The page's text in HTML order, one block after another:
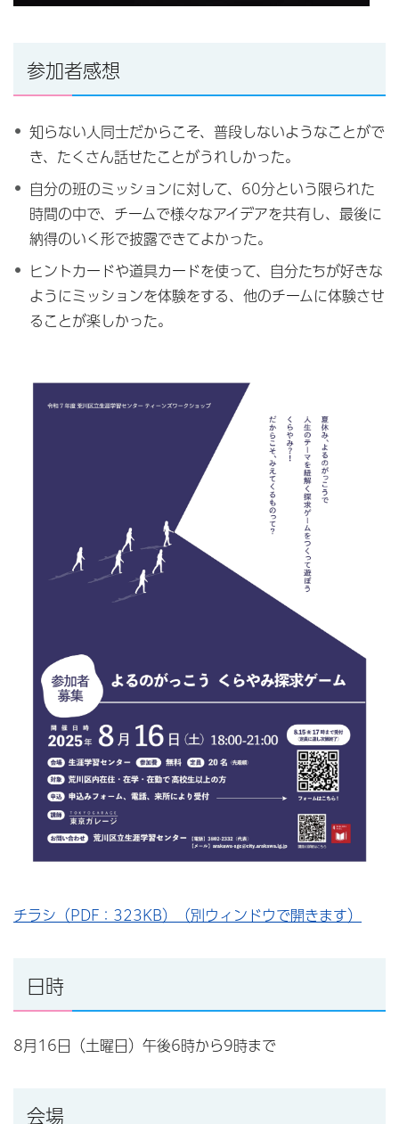
参加者感想
知らない人同士だからこそ、普段しないようなことがで
き、たくさん話せたことがうれしかった。
自分の班のミッションに対して、60分という限られた
時間の中で、チームで様々なアイデアを共有し、最後に
納得のいく形で披露できてよかった。
ヒントカードや道具カードを使って、自分たちが好きな
ようにミッションを体験をする、他のチームに体験させ
ることが楽しかった。
チラシ（PDF：323KB）（別ウィンドウで開きます）
日時
8月16日（土曜日）午後6時から9時まで
会場